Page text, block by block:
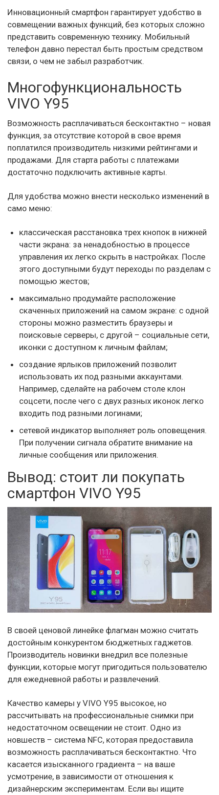
Инновационный смартфон гарантирует удобство в
совмещении важных функций, без которых сложно
представить современную технику. Мобильный
телефон давно перестал быть простым средством
связи, о чем не забыл разработчик.
Многофункциональность
VIVO Y95
Возможность расплачиваться бесконтактно – новая
функция, за отсутствие которой в свое время
поплатился производитель низкими рейтингами и
продажами. Для старта работы с платежами
достаточно подключить активные карты.
Для удобства можно внести несколько изменений в
само меню:
классическая расстановка трех кнопок в нижней
части экрана: за ненадобностью в процессе
управления их легко скрыть в настройках. После
этого доступными будут переходы по разделам с
помощью жестов;
максимально продумайте расположение
скаченных приложений на самом экране: с одной
стороны можно разместить браузеры и
поисковые серверы, с другой – социальные сети,
иконки с доступном к личным файлам;
создание ярлыков приложений позволит
использовать их под разными аккаунтами.
Например, сделайте на рабочем столе клон
соцсети, после чего с двух разных иконок легко
входить под разными логинами;
сетевой индикатор выполняет роль оповещения.
При получении сигнала обратите внимание на
личные сообщения или приложения.
Вывод: стоит ли покупать
смартфон VIVO Y95
В своей ценовой линейке флагман можно считать
достойным конкурентом бюджетных гаджетов.
Производитель новинки внедрил все полезные
функции, которые могут пригодиться пользователю
для ежедневной работы и развлечений.
Качество камеры у VIVO Y95 высокое, но
рассчитывать на профессиональные снимки при
недостаточном освещении не стоит. Одно из
новшеств – система NFC, которая предоставила
возможность расплачиваться бесконтактно. Что
касается изысканного градиента – на ваше
усмотрение, в зависимости от отношения к
дизайнерским экспериментам. Если вы ищите